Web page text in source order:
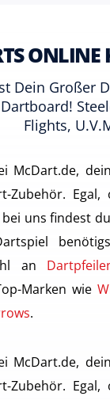
ONLINE
Dein Großer
Flights,
McDart.de,
Zubehör.
uns findest
an
Marken wie
.
McDart.de,
Zubehör.